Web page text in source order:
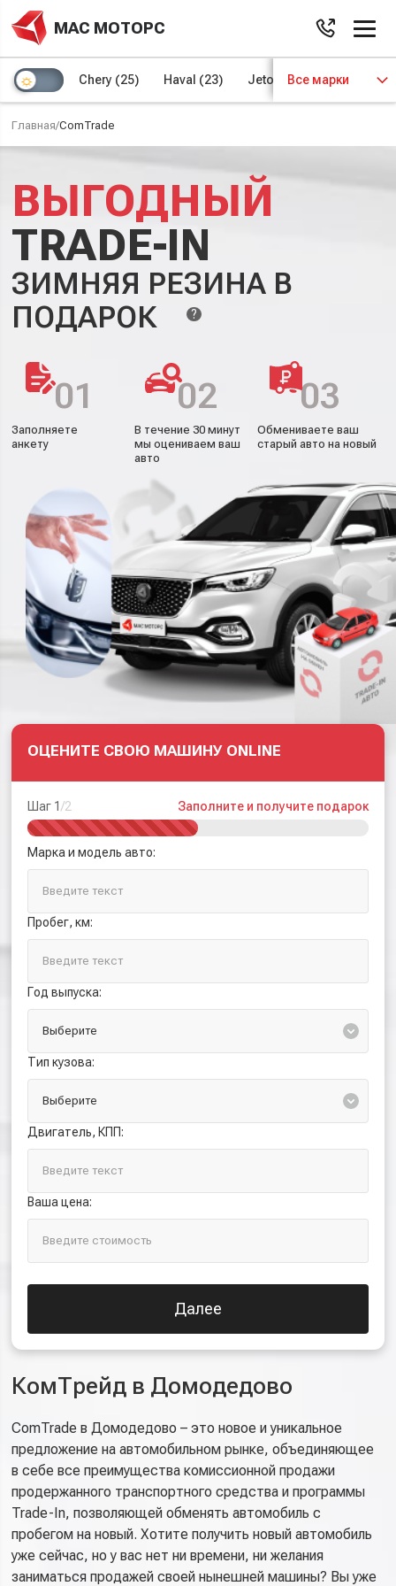
МАС МОТОРС
Chery (25) Haval (23) Jetour (8) Kaiyi (4)
Все марки
Главная/ComTrade
ВЫГОДНЫЙ
TRADE-IN
ЗИМНЯЯ РЕЗИНА В
ПОДАРОК
?
01
Заполняете
анкету
02
В течение 30 минут
мы оцениваем ваш
авто
03
Обмениваете ваш
старый авто на новый
ОЦЕНИТЕ СВОЮ МАШИНУ ONLINE
Шаг 1/2 Заполните и получите подарок
Марка и модель авто:
Пробег, км:
Год выпуска:
Тип кузова:
Двигатель, КПП:
Ваша цена:
Далее
КомТрейд в Домодедово
ComTrade в Домодедово – это новое и уникальное
предложение на автомобильном рынке, объединяющее
в себе все преимущества комиссионной продажи
продержанного транспортного средства и программы
Trade-In, позволяющей обменять автомобиль с
пробегом на новый. Хотите получить новый автомобиль
уже сейчас, но у вас нет ни времени, ни желания
заниматься продажей своей нынешней машины? Вы уже